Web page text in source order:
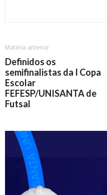
Matéria anterior
Definidos os
semifinalistas da I Copa
Escolar
FEFESP/UNISANTA de
Futsal